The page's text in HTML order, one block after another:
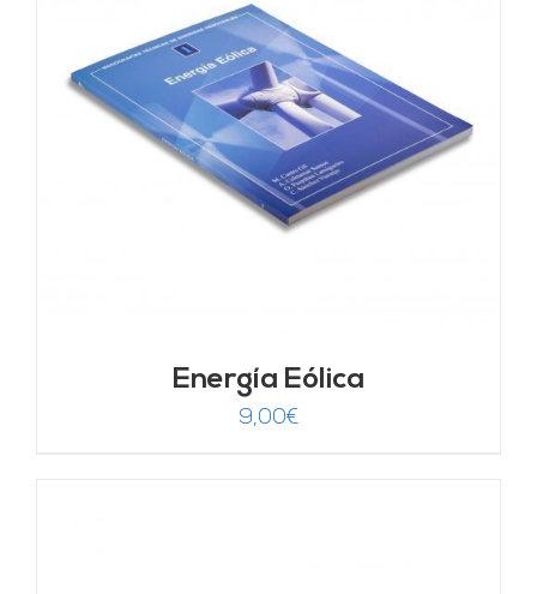
Energía Eólica
9,00€